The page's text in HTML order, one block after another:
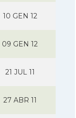
10 GEN 12
09 GEN 12
21 JUL 11
27 ABR 11